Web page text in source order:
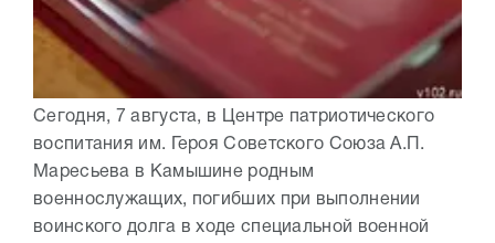
Сегодня, 7 августа, в Центре патриотического
воспитания им. Героя Советского Союза А.П.
Маресьева в Камышине родным
военнослужащих, погибших при выполнении
воинского долга в ходе специальной военной